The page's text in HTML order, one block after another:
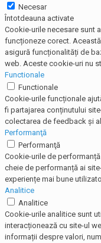
Necesar
Întotdeauna activate
Cookie-urile necesare sunt
funcționeze corect.
asigură funcționalități de
web. Aceste cookie-uri nu
Functionale
Functionale
Cookie-urile funcționale
fi partajarea conținutului
colectarea de feedback și
Performanţă
Performanţă
Cookie-urile de
cheie de performanță ai
experiențe mai bune
Analitice
Analitice
Cookie-urile analitice sunt
interacționează cu site-ul
informații despre valori,